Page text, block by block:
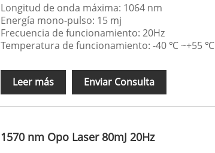
Longitud de onda máxima: 1064 nm
Energía mono-pulso: 15 mj
Frecuencia de funcionamiento: 20Hz
Temperatura de funcionamiento: -40 ℃ ~+55 ℃
Leer más Enviar Consulta
1570 nm Opo Laser 80mJ 20Hz